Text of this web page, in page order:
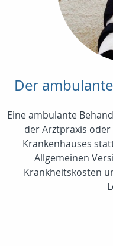
Der
Eine ambulante
der Arztpraxis
Krankenhauses
Allgemeinen
Krankheitskosten